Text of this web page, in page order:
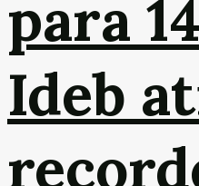
para
Ideb